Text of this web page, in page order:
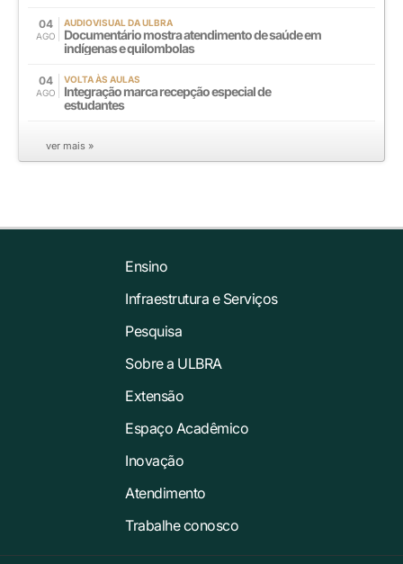
04
AGO
AUDIOVISUAL DA ULBRA
Documentário mostra atendimento de saúde em
indígenas e quilombolas
04
AGO
VOLTA ÀS AULAS
Integração marca recepção especial de
estudantes
ver mais »
Ensino
Infraestrutura e Serviços
Pesquisa
Sobre a ULBRA
Extensão
Espaço Acadêmico
Inovação
Atendimento
Trabalhe conosco